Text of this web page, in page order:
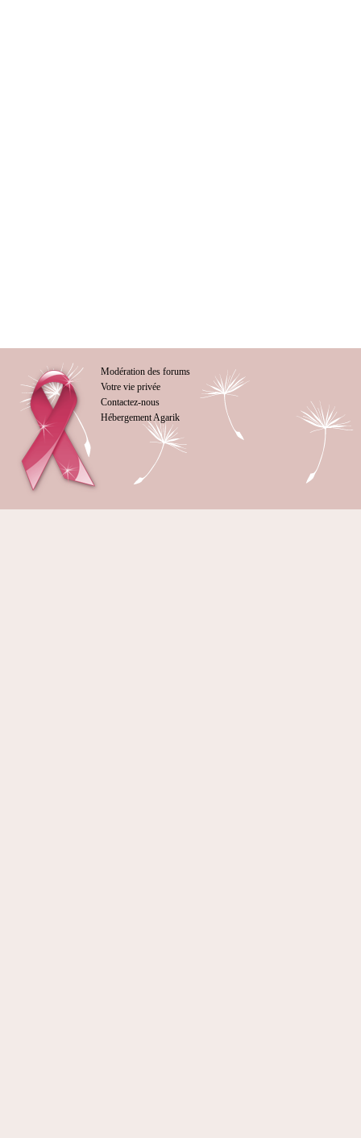
Modération des forums
Votre vie privée
Contactez-nous
Hébergement Agarik